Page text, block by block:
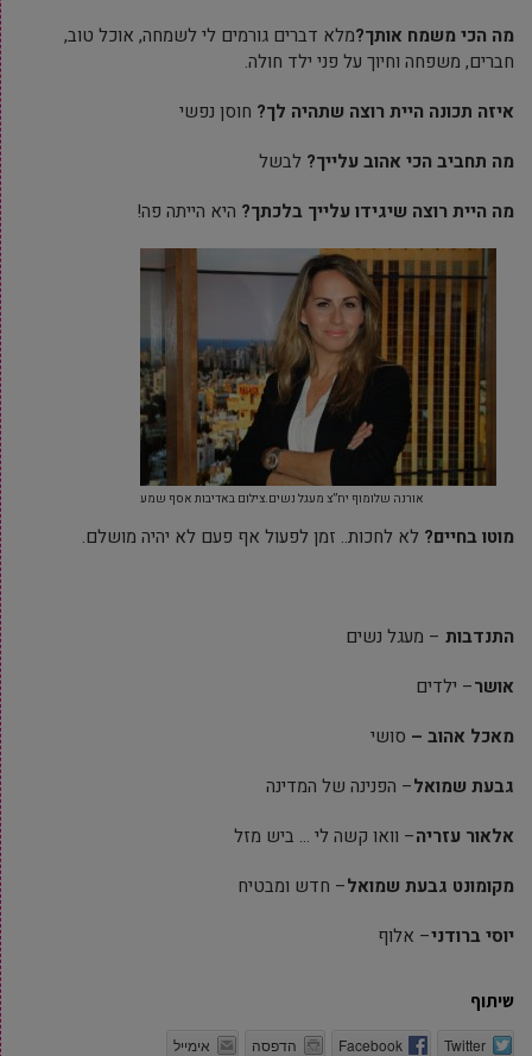
מה הכי משמח אותך?מלא דברים גורמים לי לשמחה, אוכל טוב,
חברים, משפחה וחיוך על פני ילד חולה.
איזה תכונה היית רוצה שתהיה לך? חוסן נפשי
מה תחביב הכי אהוב עלייך? לבשל
מה היית רוצה שיגידו עלייך בלכתך? היא הייתה פה!
אורנה שלומוף יח”צ מעגל נשים.צילום באדיבות אסף שמע
מוטו בחיים? לא לחכות.. זמן לפעול אף פעם לא יהיה מושלם.
התנדבות – מעגל נשים
אושר– ילדים
מאכל אהוב – סושי
גבעת שמואל– הפנינה של המדינה
אלאור עזריה– וואו קשה לי … ביש מזל
מקומונט גבעת שמואל– חדש ומבטיח
יוסי ברודני– אלוף
שיתוף
Twitter
Facebook הדפסה אימייל